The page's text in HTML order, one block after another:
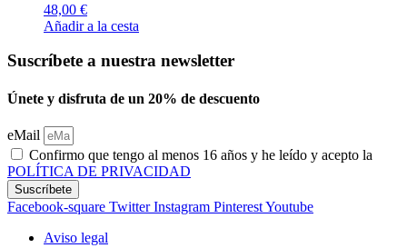
48,00 €
Añadir a la cesta
Suscríbete a nuestra newsletter
Únete y disfruta de un 20% de descuento
eMail
Confirmo que tengo al menos 16 años y he leído y acepto la
POLÍTICA DE PRIVACIDAD
Suscríbete
Facebook-square Twitter Instagram PinterestYoutube
Aviso legal